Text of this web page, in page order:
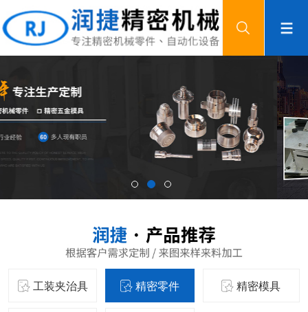
工装夹治具 精密零件 精密模具